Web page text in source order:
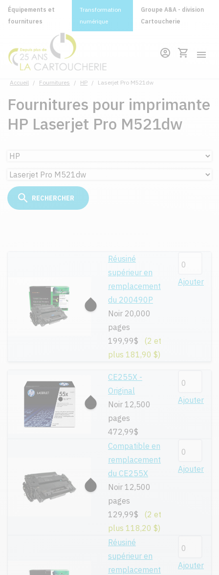
Équipements et
fournitures
Transformation
numérique
Groupe A&A - division
Cartoucherie
Accueil / Fournitures / HP / Laserjet Pro M521dw
Fournitures pour imprimante
HP Laserjet Pro M521dw
Réusiné
supérieur en
remplacement
du 200490P
Noir 20,000
pages
199,99$
(2 et
plus 181,90 $)
Ajouter
CE255X -
Original
Noir 12,500
pages
472,99$
Ajouter
Compatible en
remplacement
du CE255X
Noir 12,500
pages
129,99$
(2 et
plus 118,20 $)
Ajouter
Réusiné
supérieur en
remplacement
Ajouter